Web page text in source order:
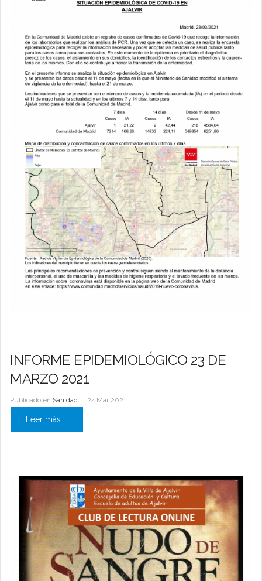
INFORME EPIDEMIOLÓGICO 23 DE
MARZO 2021
Publicado en Sanidad 24 Mar 2021
Leer más ...